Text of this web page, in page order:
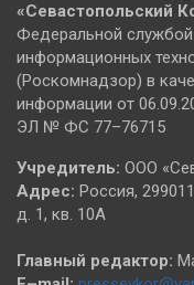
«Севастопольский
Федеральной
информационных
(Роскомнадзор) в
информации от
ЭЛ № ФС 77–76715
Учредитель: ООО
Адрес: Россия,
д. 1, кв. 10А
Главный редактор: